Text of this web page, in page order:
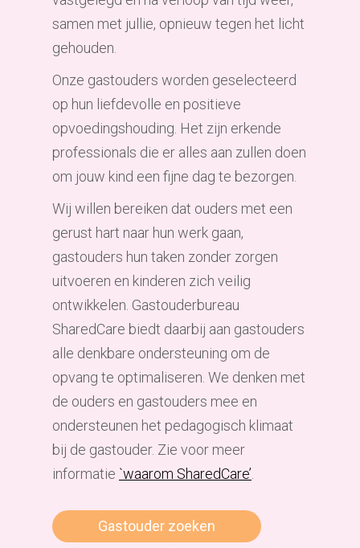
samen met jullie, opnieuw tegen het licht
gehouden.
Onze gastouders worden geselecteerd
op hun liefdevolle en positieve
opvoedingshouding. Het zijn erkende
professionals die er alles aan zullen doen
om jouw kind een fijne dag te bezorgen.
Wij willen bereiken dat ouders met een
gerust hart naar hun werk gaan,
gastouders hun taken zonder zorgen
uitvoeren en kinderen zich veilig
ontwikkelen. Gastouderbureau
SharedCare biedt daarbij aan gastouders
alle denkbare ondersteuning om de
opvang te optimaliseren. We denken met
de ouders en gastouders mee en
ondersteunen het pedagogisch klimaat
bij de gastouder. Zie voor meer
informatie `waarom SharedCare’
Gastouder zoeken